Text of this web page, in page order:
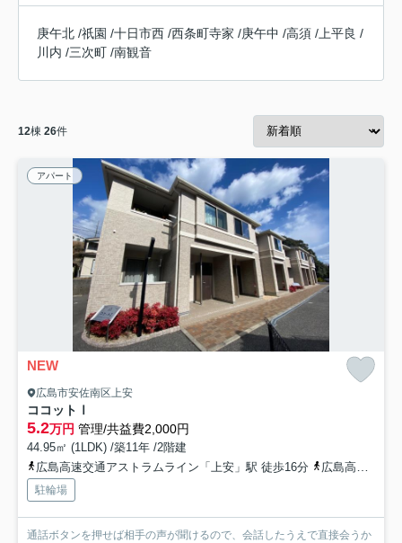
庚午北 /祇園 /十日市西 /西条町寺家 /庚午中 /高須 / 上平良 /
川内 /三次町 /南観音
12棟 26件
アパート
NEW
広島市安佐南区上安
ココットⅠ
5.2万円 管理/共益費2,000円
44.95㎡ (1LDK) /築11年 /2階建
広島高速交通アストラムライン「上安」駅 徒歩16分
広島高速交通アストラムライン「安東」駅 徒歩17分
駐輪場
通話ボタンを押せば相手の声が聞けるので、会話したうえで直接会うか